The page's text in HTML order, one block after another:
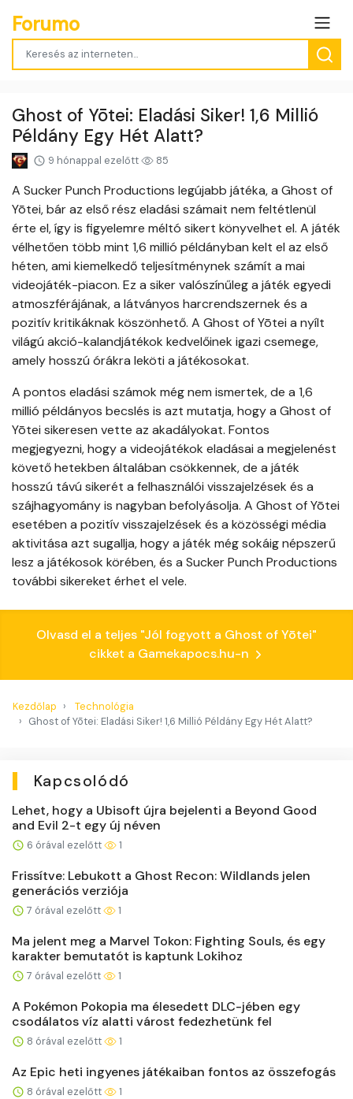
Forumo
Ghost of Yōtei: Eladási Siker! 1,6 Millió
Példány Egy Hét Alatt?
9 hónappal ezelőtt 85
A Sucker Punch Productions legújabb játéka, a Ghost of
Yōtei, bár az első rész eladási számait nem feltétlenül
érte el, így is figyelemre méltó sikert könyvelhet el. A játék
vélhetően több mint 1,6 millió példányban kelt el az első
héten, ami kiemelkedő teljesítménynek számít a mai
videojáték-piacon. Ez a siker valószínűleg a játék egyedi
atmoszférájának, a látványos harcrendszernek és a
pozitív kritikáknak köszönhető. A Ghost of Yōtei a nyílt
világú akció-kalandjátékok kedvelőinek igazi csemege,
amely hosszú órákra leköti a játékosokat.
A pontos eladási számok még nem ismertek, de a 1,6
millió példányos becslés is azt mutatja, hogy a Ghost of
Yōtei sikeresen vette az akadályokat. Fontos
megjegyezni, hogy a videojátékok eladásai a megjelenést
követő hetekben általában csökkennek, de a játék
hosszú távú sikerét a felhasználói visszajelzések és a
szájhagyomány is nagyban befolyásolja. A Ghost of Yōtei
esetében a pozitív visszajelzések és a közösségi média
aktivitása azt sugallja, hogy a játék még sokáig népszerű
lesz a játékosok körében, és a Sucker Punch Productions
további sikereket érhet el vele.
Olvasd el a teljes "Jól fogyott a Ghost of Yōtei"
cikket a Gamekapocs.hu-n
Kezdőlap
Technológia
Ghost of Yōtei: Eladási Siker! 1,6 Millió Példány Egy Hét Alatt?
Kapcsolódó
Lehet, hogy a Ubisoft újra bejelenti a Beyond Good
and Evil 2-t egy új néven
6 órával ezelőtt 1
Frissítve: Lebukott a Ghost Recon: Wildlands jelen
generációs verziója
7 órával ezelőtt 1
Ma jelent meg a Marvel Tokon: Fighting Souls, és egy
karakter bemutatót is kaptunk Lokihoz
7 órával ezelőtt 1
A Pokémon Pokopia ma élesedett DLC-jében egy
csodálatos víz alatti várost fedezhetünk fel
8 órával ezelőtt 1
Az Epic heti ingyenes játékaiban fontos az összefogás
8 órával ezelőtt 1